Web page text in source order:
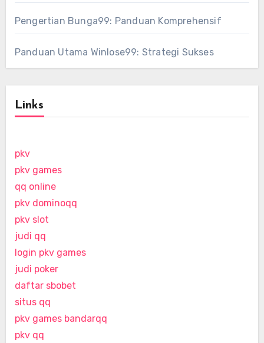
Pengertian Bunga99: Panduan Komprehensif
Panduan Utama Winlose99: Strategi Sukses
Links
pkv
pkv games
qq online
pkv dominoqq
pkv slot
judi qq
login pkv games
judi poker
daftar sbobet
situs qq
pkv games bandarqq
pkv qq